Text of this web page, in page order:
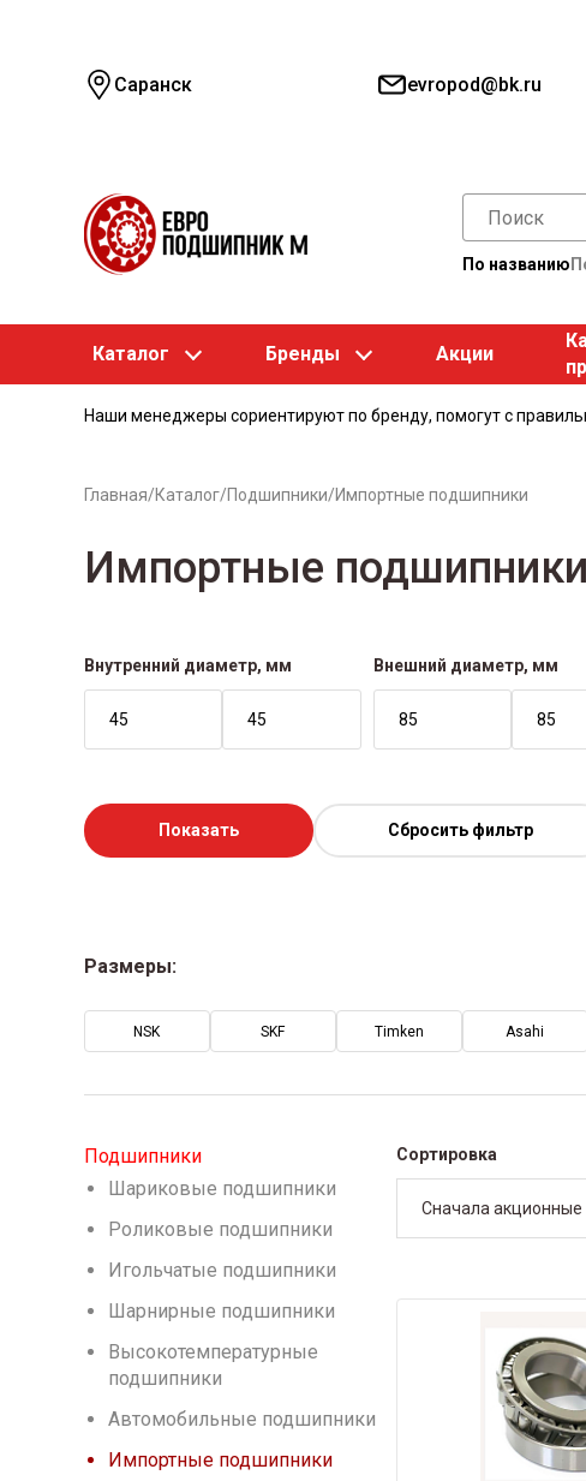
Саранск evropod@bk.ru
По названию
Каталог Бренды Акции
Наши менеджеры сориентируют по бренду, помогут с
Главная/Каталог/Подшипники/Импортные подшипники
Импортные подшипники
Внутренний диаметр, мм Внешний диаметр, мм
Показать Сбросить фильтр
Размеры:
NSK SKF Timken Asahi
Подшипники
Шариковые подшипники
Роликовые подшипники
Игольчатые подшипники
Шарнирные подшипники
Высокотемпературные
подшипники
Автомобильные подшипники
Импортные подшипники
Сортировка
Сначала акционные